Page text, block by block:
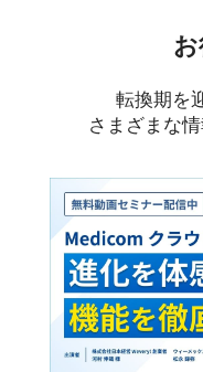
転換期を
さまざまな